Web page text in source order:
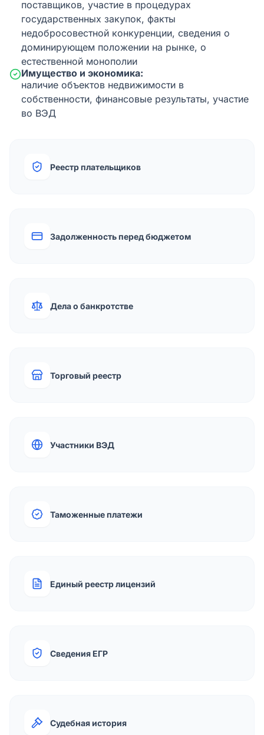
поставщиков, участие в процедурах
государственных закупок, факты
недобросовестной конкуренции, сведения о
доминирующем положении на рынке, о
естественной монополии
Имущество и экономика:
наличие объектов недвижимости в
собственности, финансовые результаты, участие
во ВЭД
Реестр плательщиков
Задолженность перед бюджетом
Дела о банкротстве
Торговый реестр
Участники ВЭД
Таможенные платежи
Единый реестр лицензий
Сведения ЕГР
Судебная история